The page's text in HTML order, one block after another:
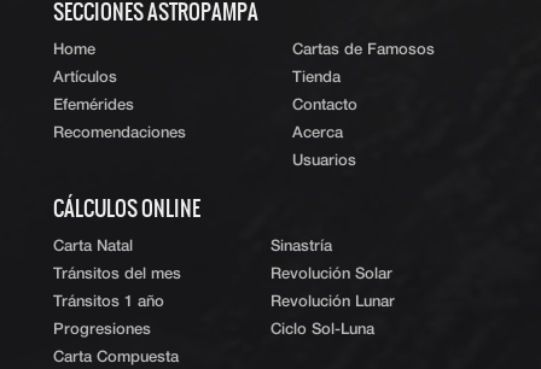
SECCIONES ASTROPAMPA
Home
Artículos
Efemérides
Recomendaciones
Cartas de Famosos
Tienda
Contacto
Acerca
Usuarios
CÁLCULOS ONLINE
Carta Natal
Tránsitos del mes
Tránsitos 1 año
Progresiones
Carta Compuesta
Sinastría
Revolución Solar
Revolución Lunar
Ciclo Sol-Luna